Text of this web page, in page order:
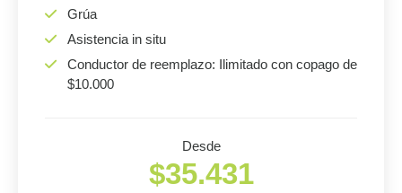
Grúa
Asistencia in situ
Conductor de reemplazo: Ilimitado con copago de
$10.000
Desde
$35.431